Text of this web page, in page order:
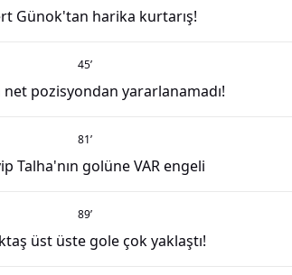
Günok'tan harika kurtarış!
45’
pozisyondan yararlanamadı!
81’
Talha'nın golüne VAR engeli
89’
üst üste gole çok yaklaştı!